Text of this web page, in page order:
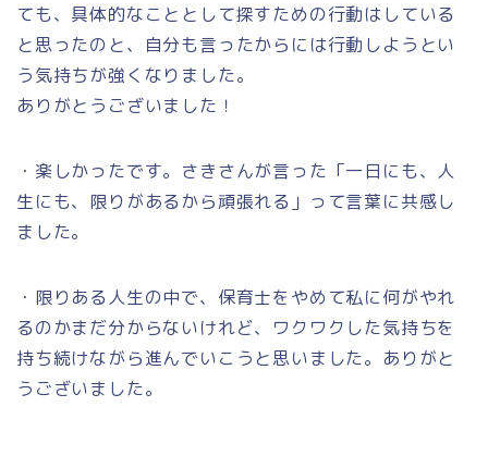
ても、具体的なこととして探すための行動はしている
と思ったのと、自分も言ったからには行動しようとい
う気持ちが強くなりました。
ありがとうございました！
・楽しかったです。さきさんが言った「一日にも、人
生にも、限りがあるから頑張れる」って言葉に共感し
ました。
・限りある人生の中で、保育士をやめて私に何がやれ
るのかまだ分からないけれど、ワクワクした気持ちを
持ち続けながら進んでいこうと思いました。ありがと
うございました。